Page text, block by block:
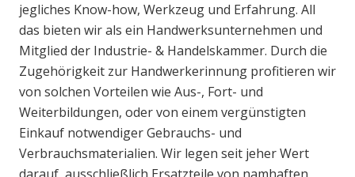
jegliches Know-how, Werkzeug und Erfahrung. All
das bieten wir als ein Handwerksunternehmen und
Mitglied der Industrie- & Handelskammer. Durch die
Zugehörigkeit zur Handwerkerinnung profitieren wir
von solchen Vorteilen wie Aus-, Fort- und
Weiterbildungen, oder von einem vergünstigten
Einkauf notwendiger Gebrauchs- und
Verbrauchsmaterialien. Wir legen seit jeher Wert